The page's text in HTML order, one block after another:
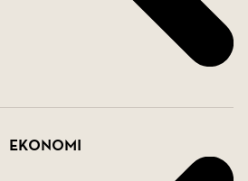
en fantastisk
på enastående
in till minnesvärda
är ett hem som kombinerar
Ekonomi